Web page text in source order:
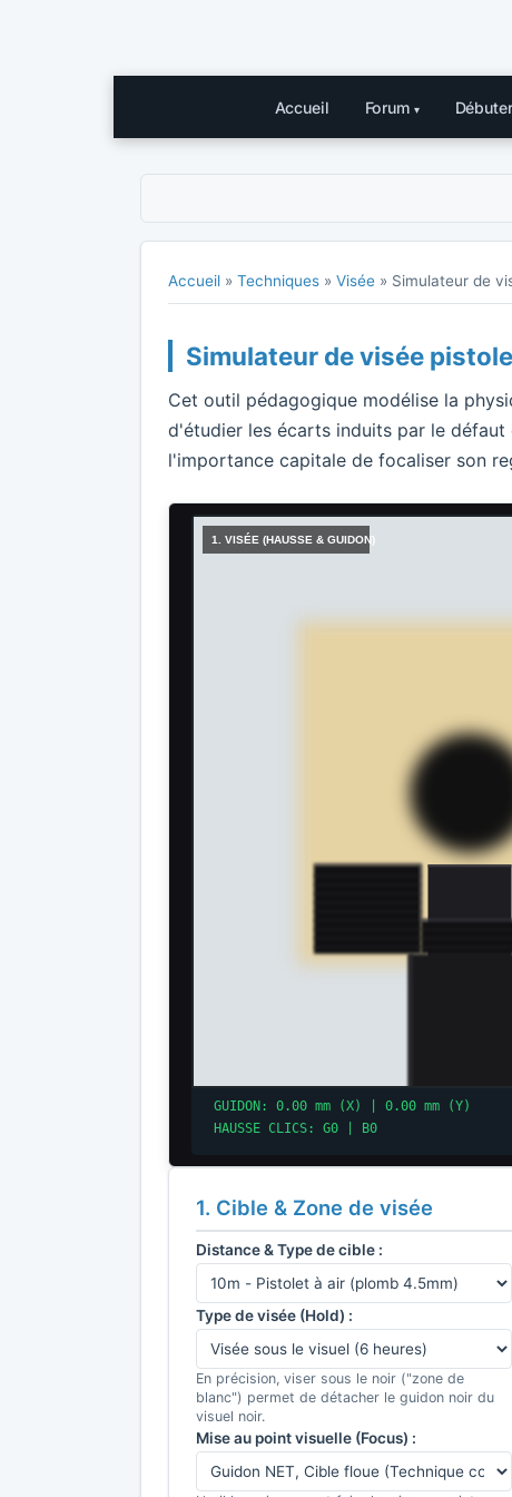
Accueil Forum Débuter
Accueil » Techniques » Visée » Simulateur de
Simulateur de visée
Cet outil pédagogique modélise la
d'étudier les écarts induits par le
l'importance capitale de focaliser son
1. Cible & Zone de visée
Distance & Type de cible :
Type de visée (Hold) :
En précision, viser sous le noir ("zone de
blanc") permet de détacher le guidon noir du
visuel noir.
Mise au point visuelle (Focus) :